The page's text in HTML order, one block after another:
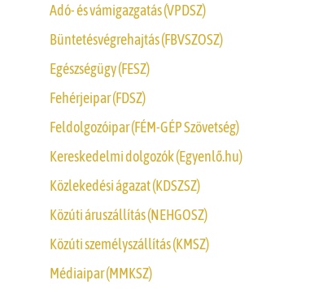
Adó- és vámigazgatás (VPDSZ)
Büntetésvégrehajtás (FBVSZOSZ)
Egészségügy (FESZ)
Fehérjeipar (FDSZ)
Feldolgozóipar (FÉM-GÉP Szövetség)
Kereskedelmi dolgozók (Egyenlő.hu)
Közlekedési ágazat (KDSZSZ)
Közúti áruszállítás (NEHGOSZ)
Közúti személyszállítás (KMSZ)
Médiaipar (MMKSZ)